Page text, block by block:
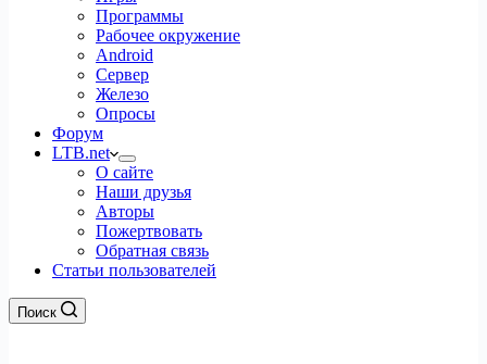
Программы
Рабочее окружение
Android
Сервер
Железо
Опросы
Форум
LTB.net
О сайте
Наши друзья
Авторы
Пожертвовать
Обратная связь
Статьи пользователей
Поиск